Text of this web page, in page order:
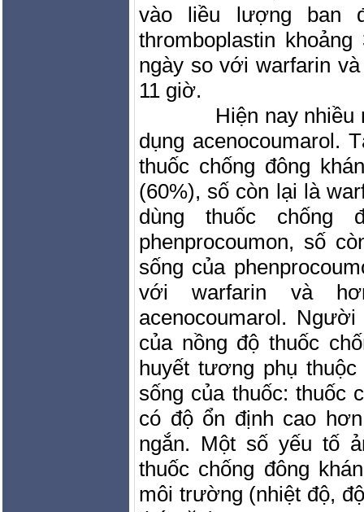
vào liều lượng ban
thromboplastin
ngày so với warfarin
11 giờ.
Hiện nay
dụng acenocoumarol.
thuốc chống đông
(60%), số còn lại là
dùng thuốc chống
phenprocoumon, số
sống của
với warfarin và
acenocoumarol.
của nồng độ thuốc
huyết tương phụ
sống của thuốc: thuốc
có độ ổn định cao
ngắn. Một số yếu tố
thuốc chống đông
môi trường (nhiệt độ,